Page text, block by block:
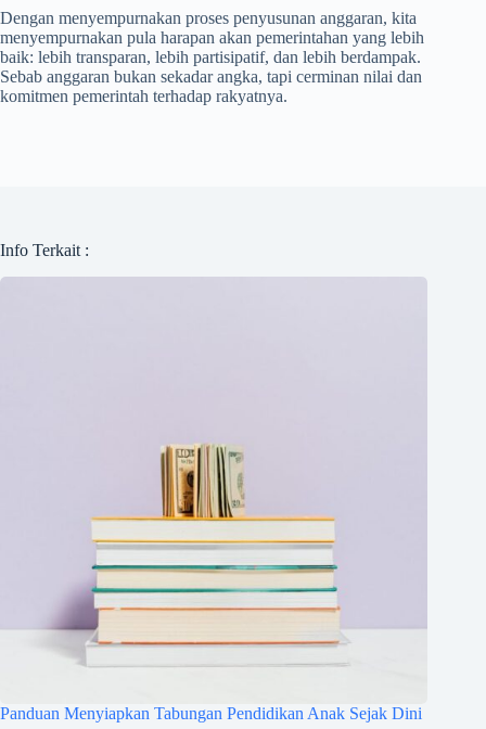
Dengan menyempurnakan proses penyusunan anggaran, kita
menyempurnakan pula harapan akan pemerintahan yang lebih
baik: lebih transparan, lebih partisipatif, dan lebih berdampak.
Sebab anggaran bukan sekadar angka, tapi cerminan nilai dan
komitmen pemerintah terhadap rakyatnya.
Info Terkait :
Panduan Menyiapkan Tabungan Pendidikan Anak Sejak Dini